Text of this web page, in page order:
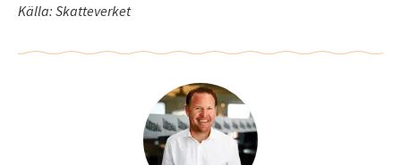
Källa: Skatteverket